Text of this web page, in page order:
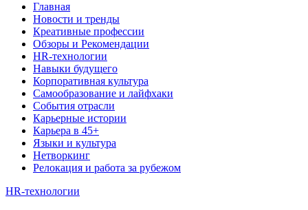
Главная
Новости и тренды
Креативные профессии
Обзоры и Рекомендации
HR‑технологии
Навыки будущего
Корпоративная культура
Самообразование и лайфхаки
События отрасли
Карьерные истории
Карьера в 45+
Языки и культура
Нетворкинг
Релокация и работа за рубежом
HR‑технологии